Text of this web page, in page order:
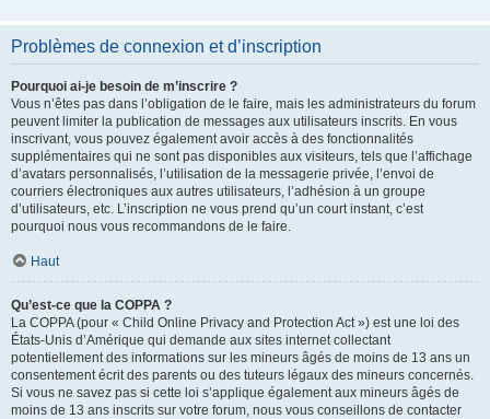
Problèmes de connexion et d’inscription
Pourquoi ai-je besoin de m’inscrire ?
Vous n’êtes pas dans l’obligation de le faire, mais les administrateurs du forum
peuvent limiter la publication de messages aux utilisateurs inscrits. En vous
inscrivant, vous pouvez également avoir accès à des fonctionnalités
supplémentaires qui ne sont pas disponibles aux visiteurs, tels que l’affichage
d’avatars personnalisés, l’utilisation de la messagerie privée, l’envoi de
courriers électroniques aux autres utilisateurs, l’adhésion à un groupe
d’utilisateurs, etc. L’inscription ne vous prend qu’un court instant, c’est
pourquoi nous vous recommandons de le faire.
Haut
Qu’est-ce que la COPPA ?
La COPPA (pour « Child Online Privacy and Protection Act ») est une loi des
États-Unis d’Amérique qui demande aux sites internet collectant
potentiellement des informations sur les mineurs âgés de moins de 13 ans un
consentement écrit des parents ou des tuteurs légaux des mineurs concernés.
Si vous ne savez pas si cette loi s’applique également aux mineurs âgés de
moins de 13 ans inscrits sur votre forum, nous vous conseillons de contacter